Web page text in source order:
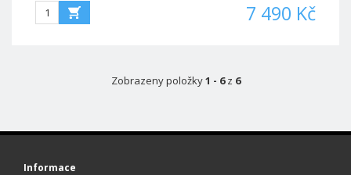
7 490 Kč
Zobrazeny položky1 - 6z 6
Informace